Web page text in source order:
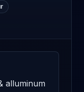
alluminum